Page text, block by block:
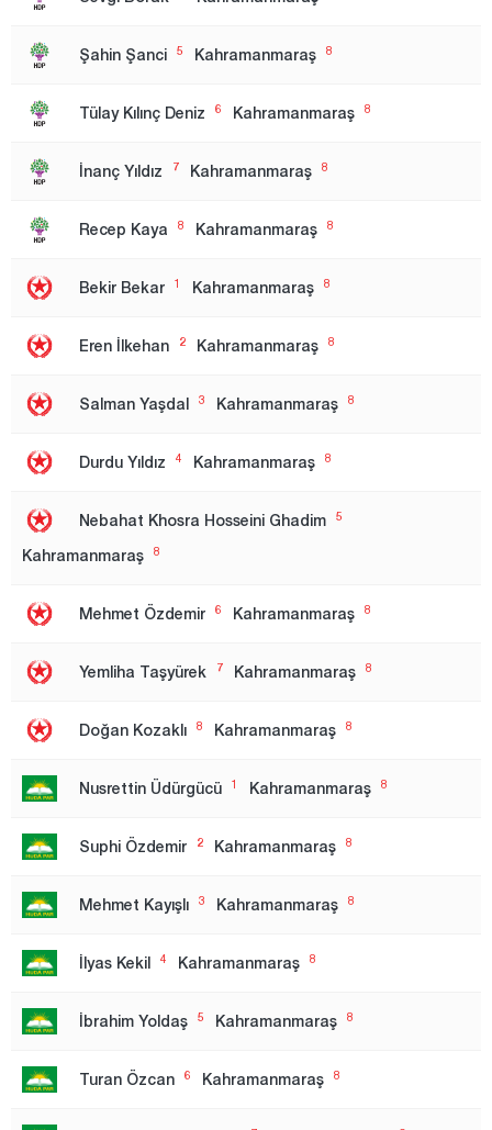
Mersin
Muğla
Nevşehir
Niğde
Osmaniye
Rize
Samsun
Siirt
Sivas
Şanlıurfa
Şırnak
Tokat
Trabzon
Uşak
Van
Yozgat
Zonguldak
Şahin Şanci 5 Kahramanmaraş 8
Tülay Kılınç Deniz 6 Kahramanmaraş 8
İnanç Yıldız 7 Kahramanmaraş 8
Recep Kaya 8 Kahramanmaraş 8
Bekir Bekar 1 Kahramanmaraş 8
Eren İlkehan 2 Kahramanmaraş 8
Salman Yaşdal 3 Kahramanmaraş 8
Durdu Yıldız 4 Kahramanmaraş 8
Nebahat Khosra Hosseini Ghadim 5
Kahramanmaraş 8
Mehmet Özdemir 6 Kahramanmaraş 8
Yemliha Taşyürek 7 Kahramanmaraş 8
Doğan Kozaklı 8 Kahramanmaraş 8
Nusrettin Üdürgücü 1 Kahramanmaraş 8
Suphi Özdemir 2 Kahramanmaraş 8
Mehmet Kayışlı 3 Kahramanmaraş 8
İlyas Kekil 4 Kahramanmaraş 8
İbrahim Yoldaş 5 Kahramanmaraş 8
Turan Özcan 6 Kahramanmaraş 8